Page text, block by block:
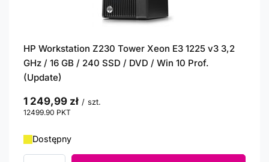
HP Workstation Z230 Tower Xeon E3 1225 v3 3,2
GHz / 16 GB / 240 SSD / DVD / Win 10 Prof.
(Update)
1 249,99 zł / szt.
12499.90 PKT
Dostępny